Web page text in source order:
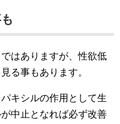
はありますが、性欲低
る事もあります。
キシルの作用として生
中止となれば必ず改善